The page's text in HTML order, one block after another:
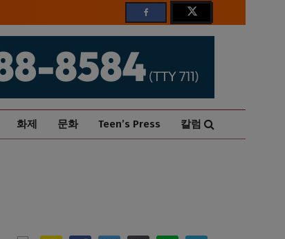
화제 문화 Teen’s Press 칼럼